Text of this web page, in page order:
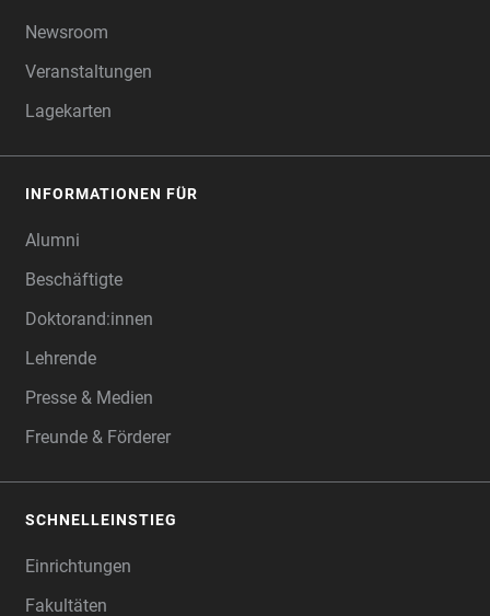
Newsroom
Veranstaltungen
Lagekarten
INFORMATIONEN FÜR
Alumni
Beschäftigte
Doktorand:innen
Lehrende
Presse & Medien
Freunde & Förderer
SCHNELLEINSTIEG
Einrichtungen
Fakultäten